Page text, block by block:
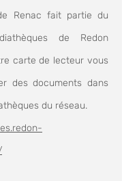
Renac fait partie du
de Redon
carte de lecteur vous
des documents dans
du réseau.